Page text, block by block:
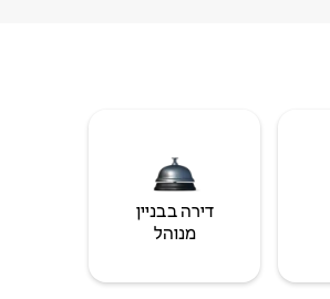
דירה בבניין
מנוהל